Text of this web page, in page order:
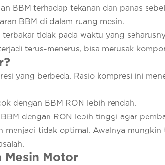
BBM terhadap tekanan dan panas
BBM di dalam ruang mesin.
tidak pada waktu yang
terus-menerus, bisa merusak
yang berbeda. Rasio kompresi ini
dengan BBM RON lebih rendah.
dengan RON lebih tinggi agar
menjadi tidak optimal. Awalnya mungkin
Mesin Motor